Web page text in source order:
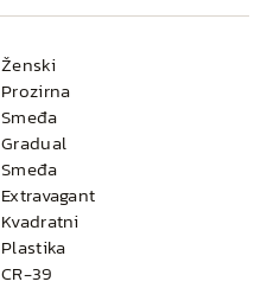
Ženski
Prozirna
Smeđa
Gradual
Smeđa
Extravagant
Kvadratni
Plastika
CR-39